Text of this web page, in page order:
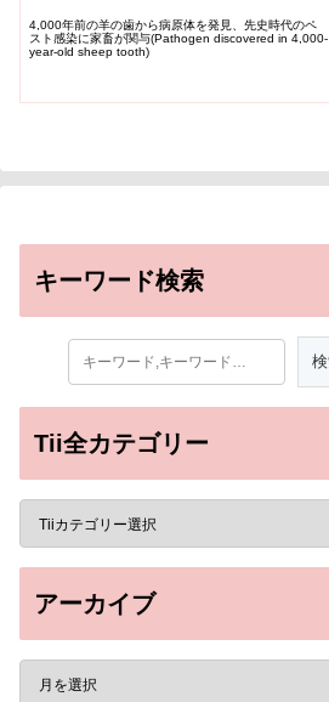
4,000年前の羊の歯から病原体を発見、先史時代のペ
スト感染に家畜が関与(Pathogen discovered in 4,000-
year-old sheep tooth)
キーワード検索
Tii全カテゴリー
アーカイブ